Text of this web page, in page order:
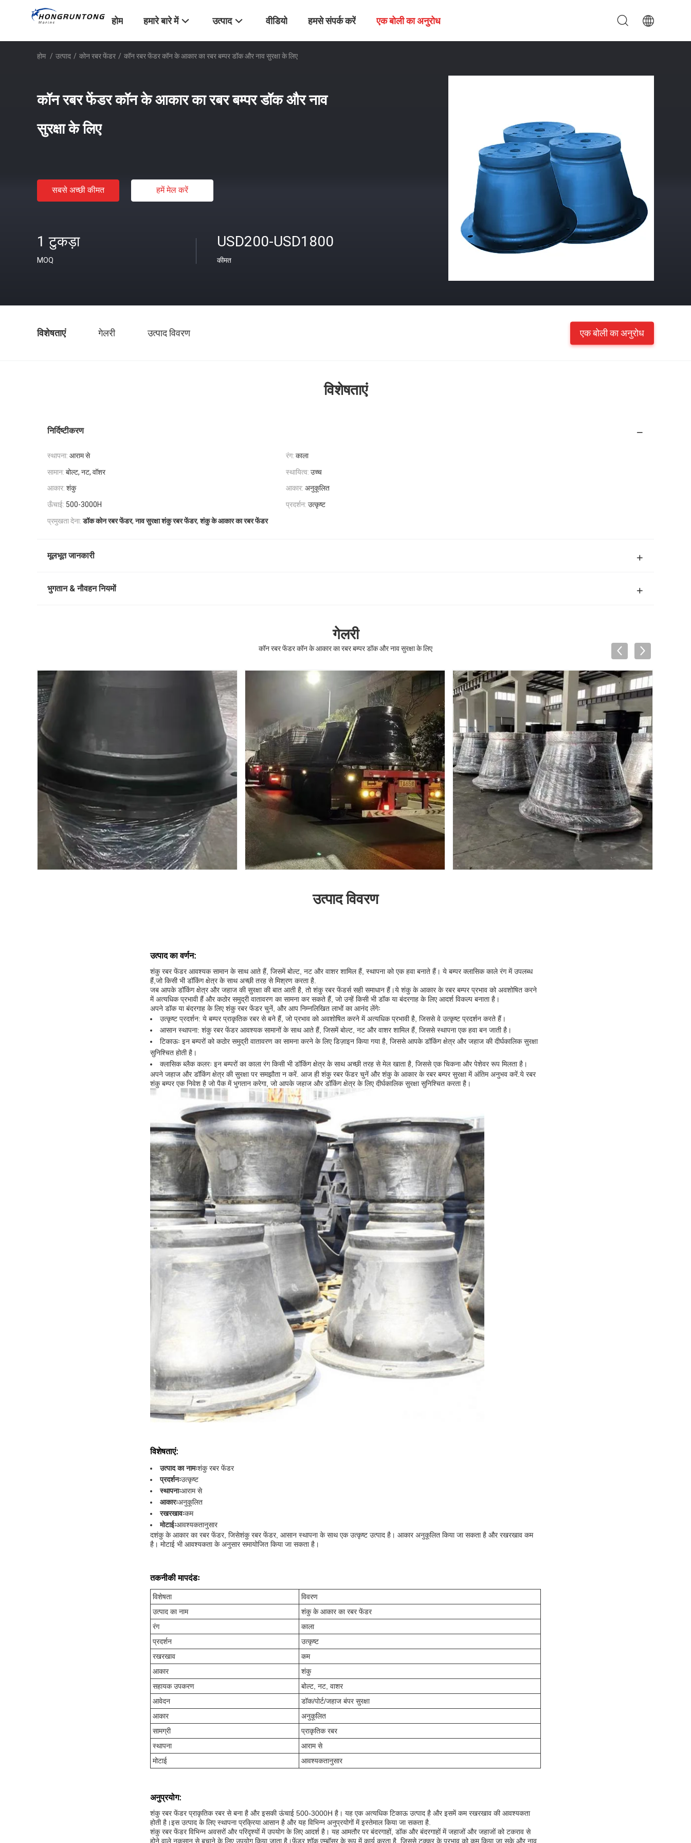
होम हमारे बारे में उत्पाद वीडियो हमसे संपर्क करें एक बोली का अनुरोध
होम / उत्पाद / कोन रबर फेंडर / कॉन रबर फेंडर कॉन के आकार का रबर बम्पर डॉक और नाव सुरक्षा के लिए
कॉन रबर फेंडर कॉन के आकार का रबर बम्पर डॉक और नाव
सुरक्षा के लिए
सबसे अच्छी कीमत हमें मेल करें
1 टुकड़ा
MOQ
USD200-USD1800
कीमत
विशेषताएं गेलरी उत्पाद विवरण एक बोली का अनुरोध
विशेषताएं
निर्दिष्टीकरण
स्थापना: आराम से रंग: काला
सामान: बोल्ट, नट, वॉशर स्थायित्व: उच्च
आकार: शंकु आकार: अनुकूलित
ऊँचाई: 500-3000H प्रदर्शन: उत्कृष्ट
प्रमुखता देना: डॉक कोन रबर फेंडर,नाव सुरक्षा शंकु रबर फेंडर,शंकु के आकार का रबर फेंडर
मूलभूत जानकारी
भुगतान & नौवहन नियमों
गेलरी
कॉन रबर फेंडर कॉन के आकार का रबर बम्पर डॉक और नाव सुरक्षा के लिए
उत्पाद विवरण
उत्पाद का वर्णन:
शंकु रबर फेंडर आवश्यक सामान के साथ आते हैं, जिसमें बोल्ट, नट और वाशर शामिल हैं, स्थापना को एक हवा बनाते हैं। ये बम्पर क्लासिक काले रंग में उपलब्ध
हैं,जो किसी भी डॉकिंग क्षेत्र के साथ अच्छी तरह से मिश्रण करता है.
जब आपके डॉकिंग क्षेत्र और जहाज की सुरक्षा की बात आती है, तो शंकु रबर फेंडर्स सही समाधान हैं।ये शंकु के आकार के रबर बम्पर प्रभाव को अवशोषित करने
में अत्यधिक प्रभावी हैं और कठोर समुद्री वातावरण का सामना कर सकते हैं, जो उन्हें किसी भी डॉक या बंदरगाह के लिए आदर्श विकल्प बनाता है।
अपने डॉक या बंदरगाह के लिए शंकु रबर फेंडर चुनें, और आप निम्नलिखित लाभों का आनंद लेंगेः
उत्कृष्ट प्रदर्शन: ये बम्पर प्राकृतिक रबर से बने हैं, जो प्रभाव को अवशोषित करने में अत्यधिक प्रभावी है, जिससे वे उत्कृष्ट प्रदर्शन करते हैं।
आसान स्थापना: शंकु रबर फेंडर आवश्यक सामानों के साथ आते हैं, जिसमें बोल्ट, नट और वाशर शामिल हैं, जिससे स्थापना एक हवा बन जाती है।
टिकाऊः इन बम्परों को कठोर समुद्री वातावरण का सामना करने के लिए डिज़ाइन किया गया है, जिससे आपके डॉकिंग क्षेत्र और जहाज की दीर्घकालिक सुरक्षा
सुनिश्चित होती है।
क्लासिक ब्लैक कलरः इन बम्परों का काला रंग किसी भी डॉकिंग क्षेत्र के साथ अच्छी तरह से मेल खाता है, जिससे एक चिकना और पेशेवर रूप मिलता है।
अपने जहाज और डॉकिंग क्षेत्र की सुरक्षा पर समझौता न करें. आज ही शंकु रबर फेंडर चुनें और शंकु के आकार के रबर बम्पर सुरक्षा में अंतिम अनुभव करें.ये रबर
शंकु बम्पर एक निवेश है जो पैक में भुगतान करेगा, जो आपके जहाज और डॉकिंग क्षेत्र के लिए दीर्घकालिक सुरक्षा सुनिश्चित करता है।
विशेषताएं:
उत्पाद का नामःशंकु रबर फेंडर
प्रदर्शनःउत्कृष्ट
स्थापनाःआराम से
आकारःअनुकूलित
रखरखावःकम
मोटाईःआवश्यकतानुसार
दशंकु के आकार का रबर फेंडर, जिसेशंकु रबर फेंडर, आसान स्थापना के साथ एक उत्कृष्ट उत्पाद है। आकार अनुकूलित किया जा सकता है और रखरखाव कम
है। मोटाई भी आवश्यकता के अनुसार समायोजित किया जा सकता है।
तकनीकी मापदंडः
विशेषता
विवरण
उत्पाद का नाम
शंकु के आकार का रबर फेंडर
रंग
काला
प्रदर्शन
उत्कृष्ट
रखरखाव
कम
आकार
शंकु
सहायक उपकरण
बोल्ट, नट, वाशर
आवेदन
डॉक/पोर्ट/जहाज बंपर सुरक्षा
आकार
अनुकूलित
सामग्री
प्राकृतिक रबर
स्थापना
आराम से
मोटाई
आवश्यकतानुसार
अनुप्रयोग:
शंकु रबर फेंडर प्राकृतिक रबर से बना है और इसकी ऊंचाई 500-3000H है। यह एक अत्यधिक टिकाऊ उत्पाद है और इसमें कम रखरखाव की आवश्यकता
होती है।इस उत्पाद के लिए स्थापना प्रक्रिया आसान है और यह विभिन्न अनुप्रयोगों में इस्तेमाल किया जा सकता है.
शंकु रबर फेंडर विभिन्न अवसरों और परिदृश्यों में उपयोग के लिए आदर्श है। यह आमतौर पर बंदरगाहों, डॉक और बंदरगाहों में जहाजों और जहाजों को टकराव से
होने वाले नुकसान से बचाने के लिए उपयोग किया जाता है।फेंडर शॉक एम्बॉसर के रूप में कार्य करता है, जिससे टक्कर के प्रभाव को कम किया जा सके और नाव